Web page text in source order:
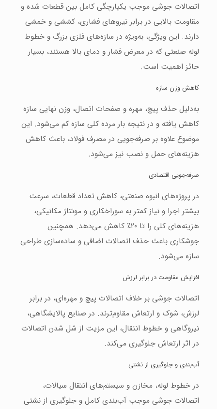
اتصالات جوشی موجب یکپارچگی کامل بین قطعات شده و
مقاومت بالایی در برابر نیروهای فشاری، کششی و خمشی
دارند. این ویژگی، به‌ویژه در سازه‌های فلزی بزرگ و خطوط
لوله صنعتی که در معرض فشار و دمای بالا هستند، بسیار
حائز اهمیت است.
کاهش وزن سازه
به‌دلیل حذف پیچ، مهره و صفحات اتصال، وزن نهایی سازه
کاهش یافته و در نتیجه بار مرده کلی سازه کم می‌شود. این
موضوع علاوه بر صرفه‌جویی در مصرف فولاد، باعث کاهش
هزینه‌های حمل و نصب نیز می‌شود.
صرفه‌جویی اقتصادی
در پروژه‌های انبوه صنعتی، کاهش تعداد قطعات، سرعت
بیشتر اجرا و نیاز کمتر به سوراخکاری و مونتاژ مکانیکی،
هزینه‌های کلی را تا ۲۰٪ کاهش می‌دهد. همچنین
جوشکاری باعث حذف اتصالات اضافی و ساده‌سازی طراحی
سازه می‌شود.
افزایش مقاومت در برابر لرزش
اتصالات جوشی بر خلاف اتصالات پیچ و مهره‌ای، در برابر
لرزش، شوک و ارتعاش مقاوم‌ترند. در صنایع پالایشگاهی،
نیروگاهی و خطوط انتقال، این مزیت از شل شدن اتصالات
در اثر ارتعاش جلوگیری می‌کند.
آب‌بندی و جلوگیری از نشتی
در خطوط لوله، مخازن و سیستم‌های انتقال سیالات،
اتصالات جوشی موجب آب‌بندی کامل و جلوگیری از نشتی